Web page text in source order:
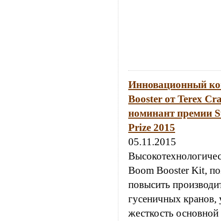
Инновационный
Booster от Terex
номинант премии
Prize 2015
05.11.2015
Boom Booster Kit,
повысить
гусеничных кранов,
жесткость основной